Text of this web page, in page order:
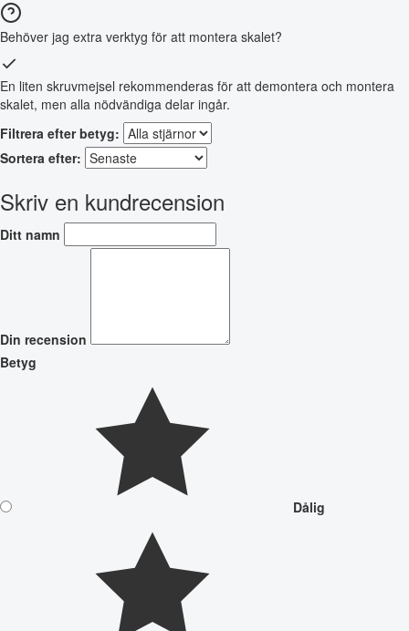
Behöver jag extra verktyg för att montera skalet?
En liten skruvmejsel rekommenderas för att demontera och montera
skalet, men alla nödvändiga delar ingår.
Filtrera efter betyg:
Sortera efter:
Skriv en kundrecension
Ditt namn
Din recension
Betyg
Dålig